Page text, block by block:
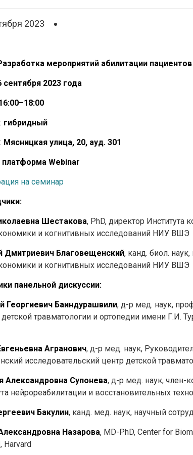
2023
мероприятий абилитации
сентября 2023 года
гибридный
Мясницкая улица, 20, ауд. 301
платформа Webinar
на семинар
Шестакова, PhD, директор Института
и когнитивных исследований НИУ ВШЭ
Дмитриевич Благовещенский, канд. биол.
и когнитивных исследований НИУ ВШЭ
панельной дискуссии:
Георгиевич Баиндурашвили, д-р мед. наук,
травматологии и ортопедии имени Г.И.
Агранович, д-р мед. наук,
исследовательский центр детской
Александровна Супонева, д-р мед. наук, член-
нейрореабилитации и восстановительных
Бакулин, канд. мед. наук, научный
Назарова, MD-PhD, Center for
Harvard